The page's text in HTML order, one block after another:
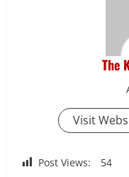
The
Visit
Post Views: 54